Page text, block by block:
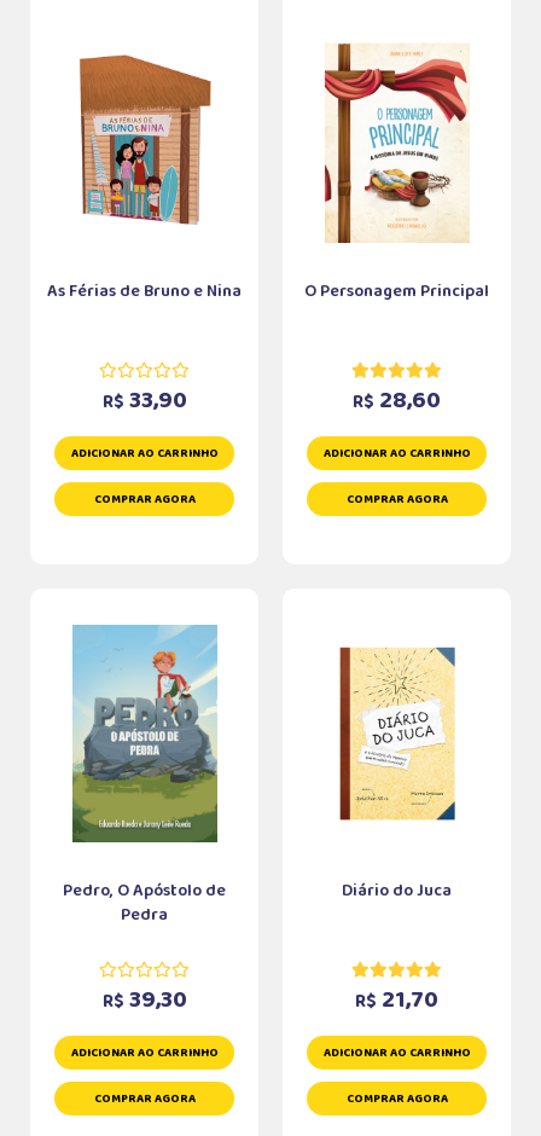
As Férias de Bruno e Nina
R$ 33,90
ADICIONAR AO CARRINHO
COMPRAR AGORA
O Personagem Principal
R$ 28,60
ADICIONAR AO CARRINHO
COMPRAR AGORA
Pedro, O Apóstolo de
Pedra
R$ 39,30
ADICIONAR AO CARRINHO
COMPRAR AGORA
Diário do Juca
R$ 21,70
ADICIONAR AO CARRINHO
COMPRAR AGORA